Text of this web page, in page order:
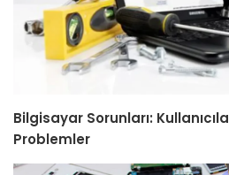
Bilgisayar Sorunları:
Problemler